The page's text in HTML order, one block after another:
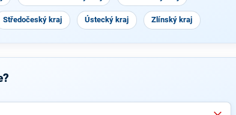
Středočeský kraj Ústecký kraj Zlínský kraj